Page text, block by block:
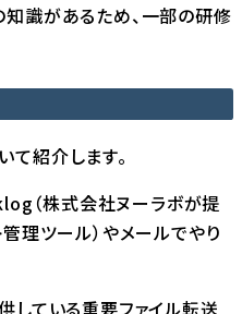
識があるため、一部の研修
紹介します。
（株式会社ヌーラボが提
理ツール）やメールでやり
している重要ファイル転送